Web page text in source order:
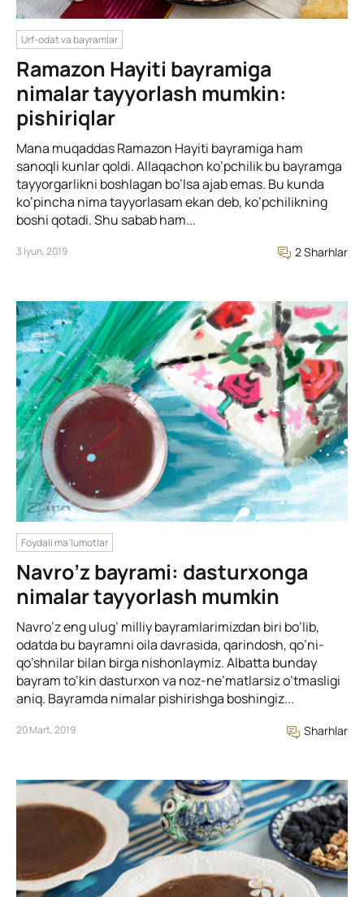
Urf-odat va bayramlar
Ramazon Hayiti bayramiga
nimalar tayyorlash mumkin:
pishiriqlar
Mana muqaddas Ramazon Hayiti bayramiga ham
sanoqli kunlar qoldi. Allaqachon ko’pchilik bu bayramga
tayyorgarlikni boshlagan bo’lsa ajab emas. Bu kunda
ko’pincha nima tayyorlasam ekan deb, ko’pchilikning
boshi qotadi. Shu sabab ham...
3 Iyun, 2019 2 Sharhlar
Foydali ma'lumotlar
Navro’z bayrami: dasturxonga
nimalar tayyorlash mumkin
Navro’z eng ulug’ milliy bayramlarimizdan biri bo’lib,
odatda bu bayramni oila davrasida, qarindosh, qo’ni-
qo’shnilar bilan birga nishonlaymiz. Albatta bunday
bayram to’kin dasturxon va noz-ne’matlarsiz o’tmasligi
aniq. Bayramda nimalar pishirishga boshingiz...
20 Mart, 2019 Sharhlar